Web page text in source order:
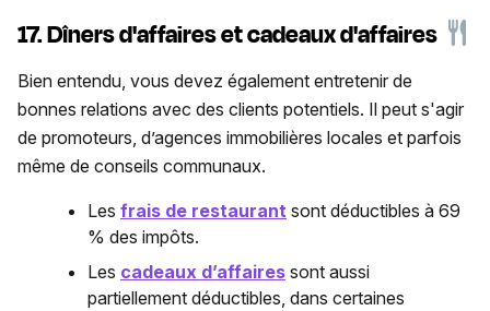
17. Dîners d'affaires et cadeaux d'affaires
Bien entendu, vous devez également entretenir de
bonnes relations avec des clients potentiels. Il peut s'agir
de promoteurs, d’agences immobilières locales et parfois
même de conseils communaux.
Les frais de restaurant sont déductibles à 69
% des impôts.
Les cadeaux d’affaires sont aussi
partiellement déductibles, dans certaines